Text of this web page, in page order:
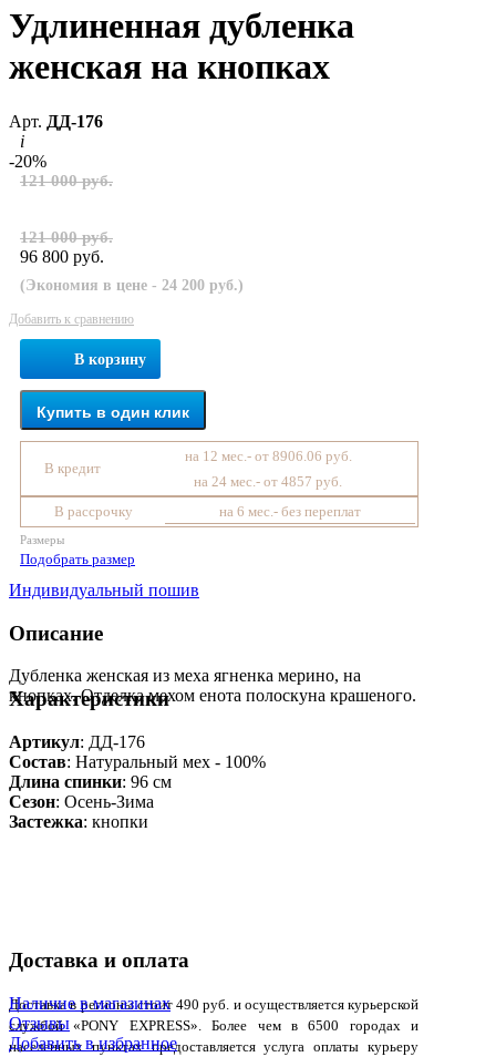
Удлиненная дубленка
женская на кнопках
Арт. ДД-176
i
-20%
121 000 руб.
121 000 руб.
96 800 руб.
(Экономия в цене - 24 200 руб.)
Добавить к сравнению
В корзину
Купить в один клик
В кредит
на 12 мес.- от 8906.06 руб.
на 24 мес.- от 4857 руб.
В рассрочку
на 6 мес.- без переплат
Размеры
Подобрать размер
Индивидуальный пошив
Описание
Дубленка женская из меха ягненка мерино, на
кнопках. Отделка мехом енота полоскуна крашеного.
Характеристики
Артикул: ДД-176
Состав: Натуральный мех - 100%
Длина спинки: 96 см
Сезон: Осень-Зима
Застежка: кнопки
Доставка и оплата
Доставка в регионы стоит 490 руб. и осуществляется курьерской
службой «PONY EXPRESS». Более чем в 6500 городах и
населенных пунктах предоставляется услуга оплаты курьеру
Наличие в магазинах
Отзывы
Добавить в избранное